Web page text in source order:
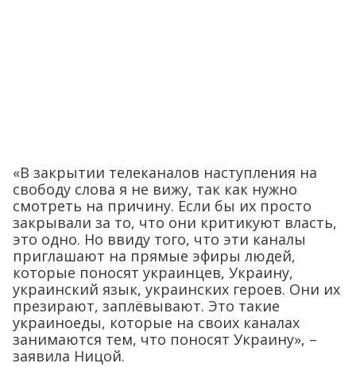
«В закрытии телеканалов наступления на
свободу слова я не вижу, так как нужно
смотреть на причину. Если бы их просто
закрывали за то, что они критикуют власть,
это одно. Но ввиду того, что эти каналы
приглашают на прямые эфиры людей,
которые поносят украинцев, Украину,
украинский язык, украинских героев. Они их
презирают, заплёвывают. Это такие
украиноеды, которые на своих каналах
занимаются тем, что поносят Украину», –
заявила Ницой.